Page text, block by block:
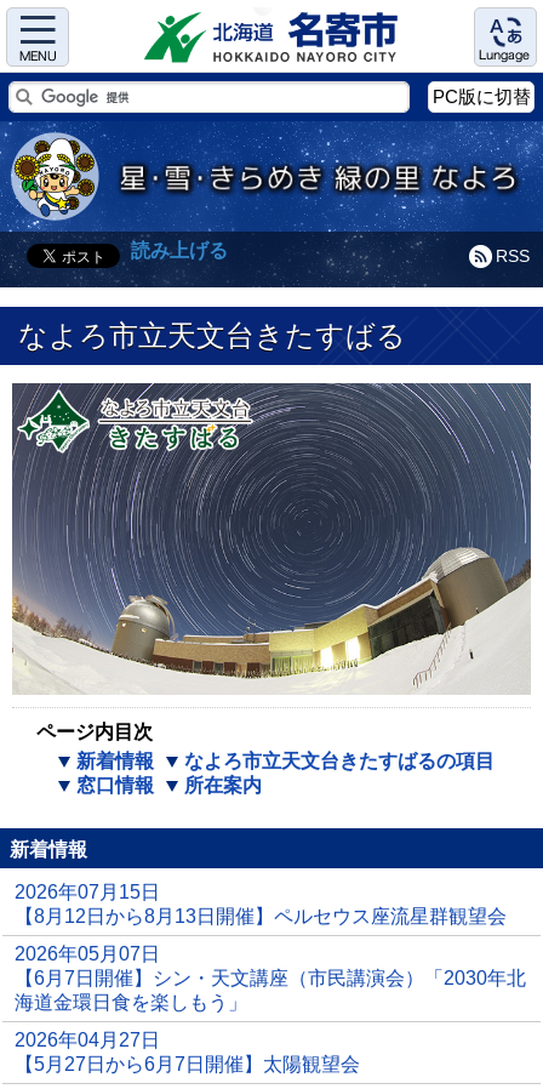
Menu Language
PC版に切替
RSS
読み上げる
なよろ市立天文台きたすばる
ページ内目次
新着情報
なよろ市立天文台きたすばるの項目
窓口情報
所在案内
新着情報
2026年07月15日
【8月12日から8月13日開催】ペルセウス座流星群観望会
2026年05月07日
【6月7日開催】シン・天文講座（市民講演会）「2030年北
海道金環日食を楽しもう」
2026年04月27日
【5月27日から6月7日開催】太陽観望会